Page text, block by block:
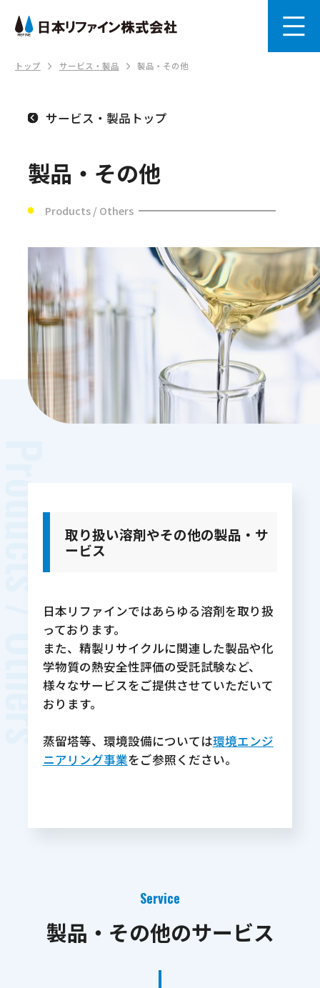
トップ サービス・製品 製品・その他
サービス・製品トップ
製品・その他
Products / Others
Others 取り扱い溶剤やその他の製品・サ
ービス
日本リファインではあらゆる溶剤を取り扱
っております。
また、精製リサイクルに関連した製品や化
学物質の熱安全性評価の受託試験など、
様々なサービスをご提供させていただいて
おります。
蒸留塔等、環境設備については環境エンジ
ニアリング事業をご参照ください。
Service
製品・その他のサービス